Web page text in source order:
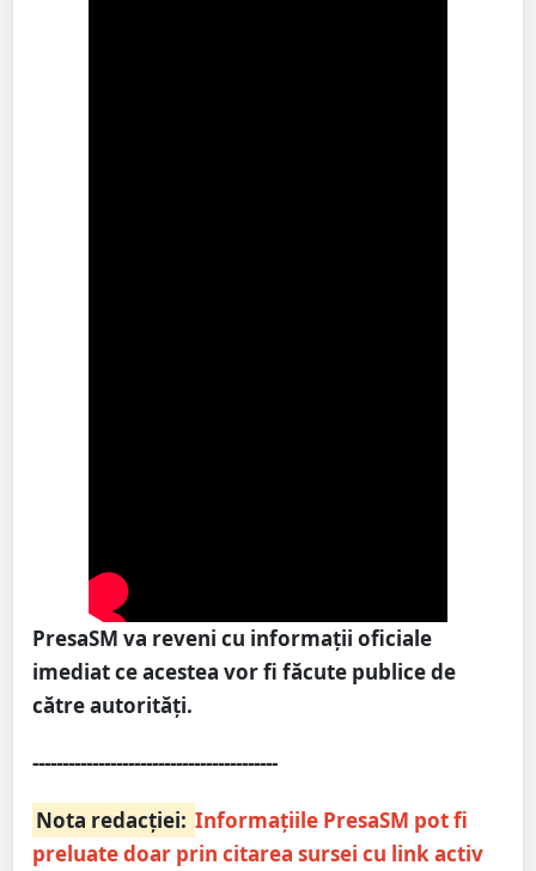
PresaSM va reveni cu informații oficiale
imediat ce acestea vor fi făcute publice de
către autorități.
-----------------------------------------
Nota redacției: Informațiile PresaSM pot fi
preluate doar prin citarea sursei cu link activ